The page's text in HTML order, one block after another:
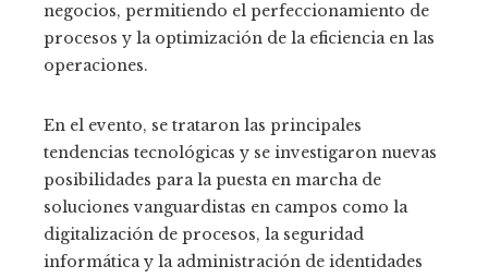
negocios, permitiendo el perfeccionamiento de
procesos y la optimización de la eficiencia en las
operaciones.
En el evento, se trataron las principales
tendencias tecnológicas y se investigaron nuevas
posibilidades para la puesta en marcha de
soluciones vanguardistas en campos como la
digitalización de procesos, la seguridad
informática y la administración de identidades